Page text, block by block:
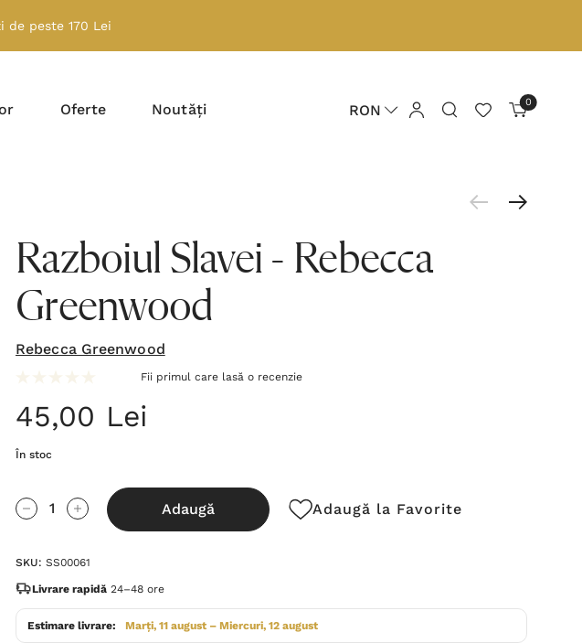
de peste 170 Lei
Oferte Noutăți RON 0
Razboiul Slavei - Rebecca
Greenwood
Rebecca Greenwood
Fii primul care lasă o recenzie
45,00 Lei
În stoc
Grăbește-
te!
curent
este:
Cantitate scăzută:Cantitate Crescută:
Adaugă Adaugă la Favorite
SKU: SS00061
Livrare rapidă 24–48 ore
Estimare livrare: Marți, 11 august – Miercuri, 12 august